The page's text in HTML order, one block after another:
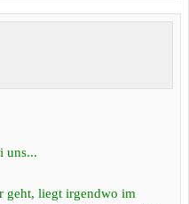
uns...
geht, liegt irgendwo im